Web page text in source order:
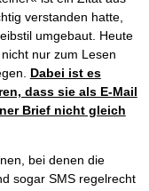
verstanden hatte,
umgebaut. Heute
nur zum Lesen
Dabei ist es
dass sie als E-Mail
Brief nicht gleich
bei denen die
sogar SMS regelrecht